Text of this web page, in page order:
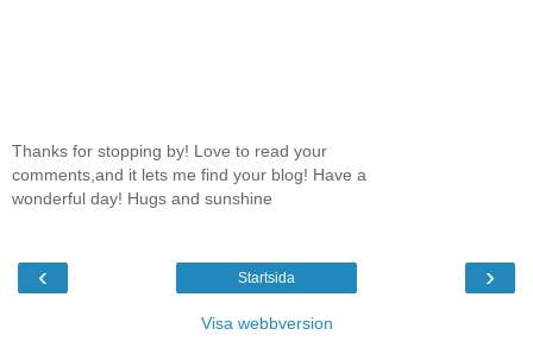
Thanks for stopping by! Love to read your
comments,and it lets me find your blog! Have a
wonderful day! Hugs and sunshine
‹ ›
Startsida
Visa webbversion